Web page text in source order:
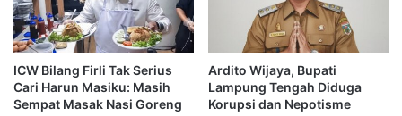
ICW Bilang Firli Tak Serius
Cari Harun Masiku: Masih
Sempat Masak Nasi Goreng
Ardito Wijaya, Bupati
Lampung Tengah Diduga
Korupsi dan Nepotisme